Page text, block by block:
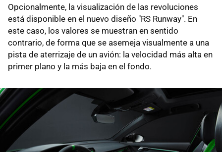
Opcionalmente, la visualización de las revoluciones
está disponible en el nuevo diseño "RS Runway". En
este caso, los valores se muestran en sentido
contrario, de forma que se asemeja visualmente a una
pista de aterrizaje de un avión: la velocidad más alta en
primer plano y la más baja en el fondo.